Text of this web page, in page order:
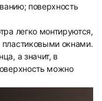
поверхность
легко монтируются,
окнами.
а значит, в
можно